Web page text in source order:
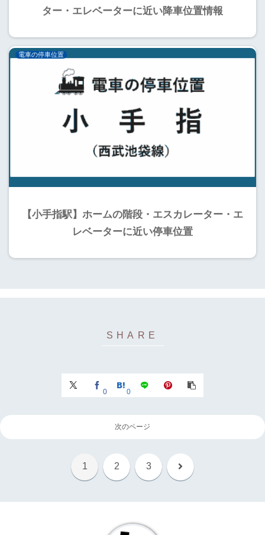
ター・エレベーターに近い降車位置情報
電車の停車位置
【小手指駅】ホームの階段・エスカレーター・エ
レベーターに近い停車位置
0 0
次のページ
1 2 3 次